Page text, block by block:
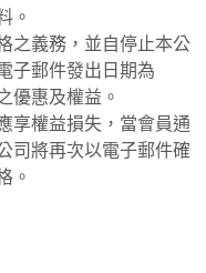
。
之義務，並自停止本公
子郵件發出日期為
優惠及權益。
享權益損失，當會員通
司將再次以電子郵件確
。